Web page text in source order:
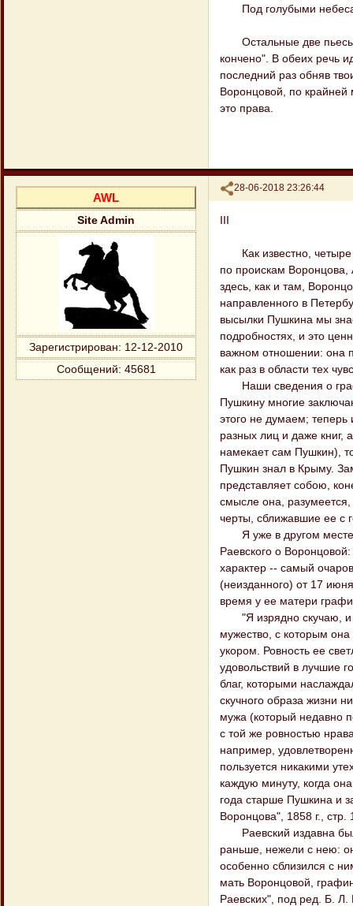
Под голубыми
Остальные две пьесы,
кончено". В обеих речь
последний раз обняв
Воронцовой, по крайней
это права.
Поделиться
28-06-2018 23:26:44
AWL
Site Admin
Зарегистрирован: 12-12-2010
Сообщений: 45681
III
Как известно, четыре
по проискам Воронцова,
здесь, как и там,
направленного в
высылки Пушкина мы
подробностях, и это
важном отношении: она
как раз в области тех
Наши сведения о
Пушкину многие
этого не думаем; теперь
разных лиц и даже книг,
намекает сам Пушкин),
Пушкин знал в Крыму.
представляет собою,
смысле она,
черты, сближавшие ее с
Я уже в другом месте
Раевского о
характер -- самый
(неизданного) от 17
время у ее матери
"Я изрядно скучаю, и
мужество, с которым
укором. Ровность ее
удовольствий в лучшие
благ, которыми
скучного образа жизни
мужа (который недавно
с той же ровностью
например,
пользуется никакими
каждую минуту, когда
года старше Пушкина и
Воронцова", 1858 г., стр.
Раевский издавна был
раньше, нежели с нею:
особенно сблизился с
мать Воронцовой,
Раевских", под ред. Б. Л.